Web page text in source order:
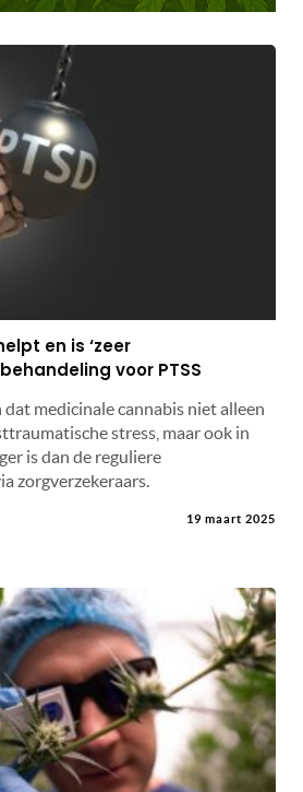
en is ‘zeer
voor PTSS
medicinale cannabis niet alleen
stress, maar ook in
is dan de reguliere
zorgverzekeraars.
19 maart 2025